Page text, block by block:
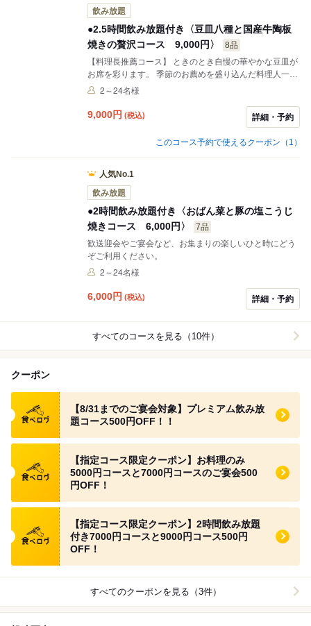
飲み放題
●2.5時間飲み放題付き〈豆皿八種と国産牛陶板
焼きの贅沢コース 9,000円〉
8品
【料理長推薦コース】 ときのとき自慢の華やかな豆皿が
お席を彩ります。 季節のお薦めを盛り込んだ料理人一押
しコースです。大切な方とのひと時をお過ごし頂けま
や顔合わせにも最適です。
2～24名様
9,000円 (税込) 詳細・予約
このコース予約で使えるクーポン（1）
人気No.1
飲み放題
●2時間飲み放題付き〈おばん菜と豚の塩こうじ
焼きコース 6,000円〉
7品
歓送迎会やご宴会など、お集まりの楽しいひと時にどう
ぞご利用ください。
2～24名様
6,000円 (税込) 詳細・予約
すべてのコースを見る（10件）
クーポン
食べログ クーポン
【8/31までのご宴会対象】プレミアム飲み放
題コース500円OFF！！
食べログ クーポン
【指定コース限定クーポン】お料理のみ
5000円コースと7000円コースのご宴会500
円OFF！
食べログ クーポン
【指定コース限定クーポン】2時間飲み放題
付き7000円コースと9000円コース500円
OFF！
すべてのクーポンを見る（3件）